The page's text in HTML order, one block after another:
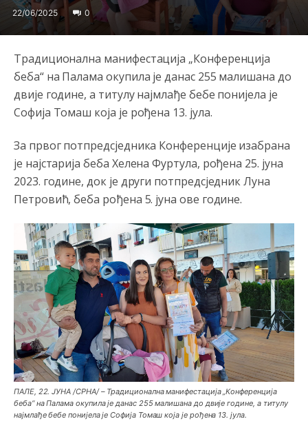
22/06/2025 0
Традиционална манифестација „Конференција
беба“ на Палама окупила је данас 255 малишана до
двије године, а титулу најмлађе бебе понијела је
Софија Томаш која је рођена 13. јула.
За првог потпредсједника Конференције изабрана
је најстарија беба Хелена Фуртула, рођена 25. јуна
2023. године, док је други потпредсједник Луна
Петровић, беба рођена 5. јуна ове године.
ПАЛЕ, 22. ЈУНА /СРНА/ – Традиционална манифестација „Конференција
беба“ на Палама окупила је данас 255 малишана до двије године, а титулу
најмлађе бебе понијела је Софија Томаш која је рођена 13. јула.